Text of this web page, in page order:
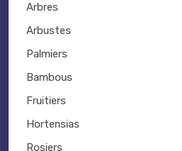
Arbres
Arbustes
Palmiers
Bambous
Fruitiers
Hortensias
Rosiers